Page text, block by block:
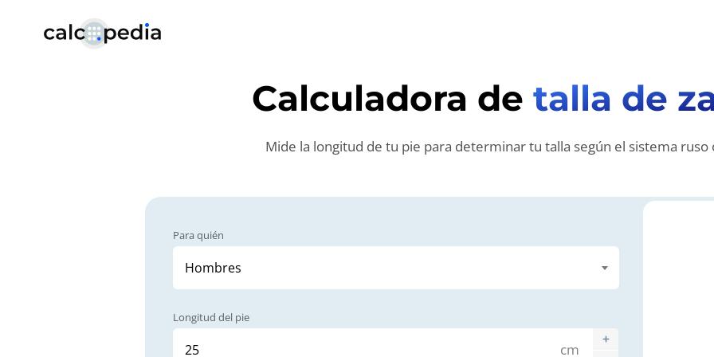
Calculadora de talla de
Mide la longitud de tu pie para determinar tu talla según el sistema ruso
Para quién
Longitud del pie
cm